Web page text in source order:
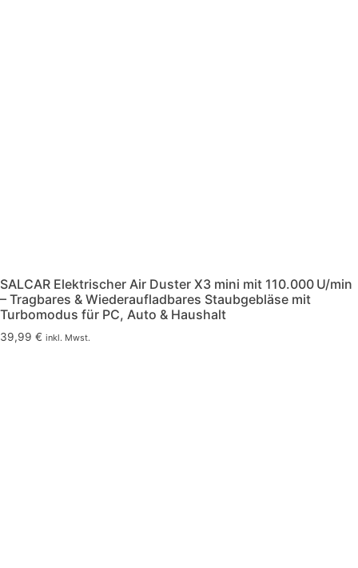
SALCAR Elektrischer Air Duster X3 mini mit 110.000 U/min
– Tragbares & Wiederaufladbares Staubgebläse mit
Turbomodus für PC, Auto & Haushalt
39,99 € inkl. Mwst.